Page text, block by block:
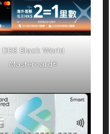
DBS Black World
Mastercard®